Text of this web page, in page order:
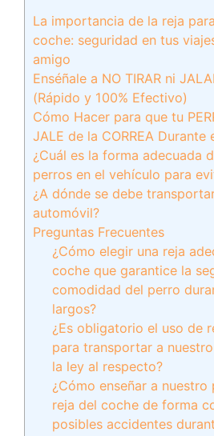
La importancia de la reja
coche: seguridad en tus
amigo
Enséñale a NO TIRAR ni
(Rápido y 100% Efectivo)
Cómo Hacer para que tu
JALE de la CORREA Durante
¿Cuál es la forma adecuada
perros en el vehículo para
¿A dónde se debe
automóvil?
Preguntas Frecuentes
¿Cómo elegir una reja
coche que garantice la
comodidad del perro
largos?
¿Es obligatorio el uso de
para transportar a
la ley al respecto?
¿Cómo enseñar a
reja del coche de forma
posibles accidentes